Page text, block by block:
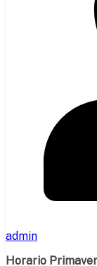
admin
Horario